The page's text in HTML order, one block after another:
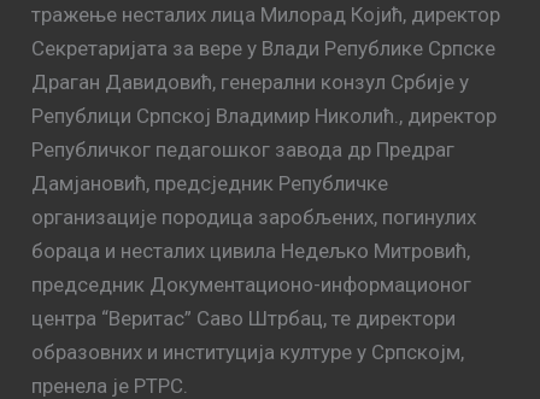
тражење несталих лица Милорад Којић, директор
Секретаријата за вере у Влади Републике Српске
Драган Давидовић, генерални конзул Србије у
Републици Српској Владимир Николић., директор
Републичког педагошког завода др Предраг
Дамјановић, предсједник Републичке
организације породица заробљених, погинулих
бораца и несталих цивила Недељко Митровић,
председник Документационо-информационог
центра “Веритас” Саво Штрбац, те директори
образовних и институција културе у Српскојм,
пренела је РТРС.